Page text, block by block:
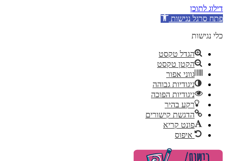
דילוג לתוכן
פתח סרגל נגישות
כלי נגישות
הגדל טקסט
הקטן טקסט
גווני אפור
ניגודיות גבוהה
ניגודיות הפוכה
רקע בהיר
הדגשת קישורים
פונט קריא
איפוס
דלג